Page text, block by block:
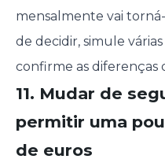
mensalmente vai
de decidir, simule
confirme as diferenças
11. Mudar de
permitir uma
de euros